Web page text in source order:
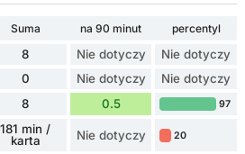
Suma na 90 minut
percentyl
8 Nie dotyczy Nie dotyczy
0 Nie dotyczy Nie dotyczy
8 0.5 97
181 min /
karta
Nie dotyczy 20